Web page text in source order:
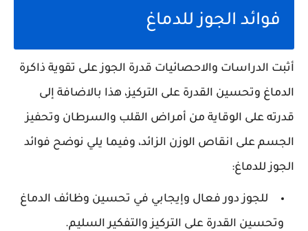
فوائد الجوز للدماغ
أثبت الدراسات والاحصائيات قدرة الجوز على تقوية ذاكرة
الدماغ وتحسين القدرة على التركيز، هذا بالاضافة إلى
قدرته على الوقاية من أمراض القلب والسرطان وتحفيز
الجسم على انقاص الوزن الزائد، وفيما يلي نوضح فوائد
الجوز للدماغ:
للجوز دور فعال وإيجابي في تحسين وظائف الدماغ
وتحسين القدرة على التركيز والتفكير السليم.